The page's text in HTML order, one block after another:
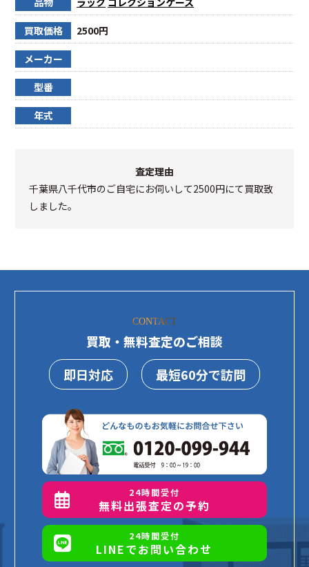
買取価格 2500円
メーカー
型番
年式
査定理由
千葉県八千代市のご自宅にお伺いして2500円にて買取致
しました。
CONTACT
買取・無料査定のご相談
即日対応
最短60分で訪問
24時間受付
無料出張査定の予約
24時間受付
LINEでお問い合わせ